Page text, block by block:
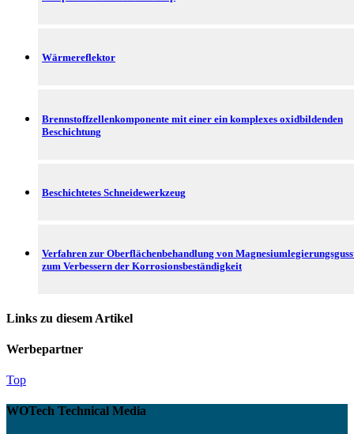
Wärmereflektor
Brennstoffzellenkomponente mit einer ein komplexes oxidbildenden
Beschichtung
Beschichtetes Schneidewerkzeug
Verfahren zur Oberflächenbehandlung von
zum Verbessern der Korrosionsbeständigkeit
Links zu diesem Artikel
Werbepartner
Top
WOTech Technical Media